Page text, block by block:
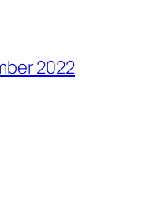
2022